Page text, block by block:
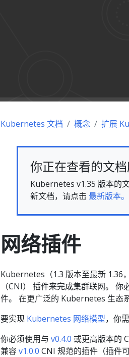
Kubernetes 文档 概念 扩展
你正在查看的文
Kubernetes v1.35 版本的
新文档，请点击 最新版本。
网络插件
Kubernetes（1.3 版本至最新 1.36
（CNI） 插件来完成集群联网。
件。 在更广泛的 Kubernetes 生态
要实现 Kubernetes 网络模型，你
你必须使用与 v0.4.0 或更高版本的
兼容v1.0.0 CNI 规范的插件（插件